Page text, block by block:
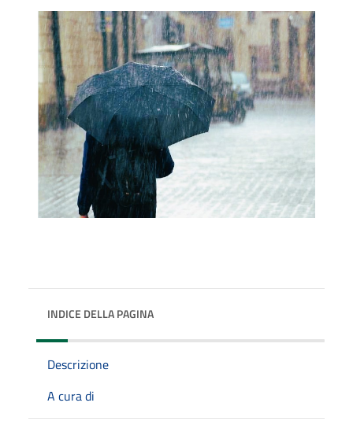
INDICE DELLA PAGINA
Descrizione
A cura di